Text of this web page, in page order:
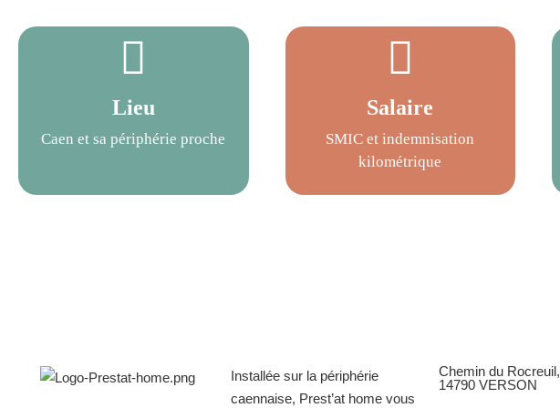
Lieu
Caen et sa périphérie proche
Salaire
SMIC et indemnisation
kilométrique
Installée sur la périphérie
caennaise, Prest’at home vous
Chemin du Rocreuil,
14790 VERSON